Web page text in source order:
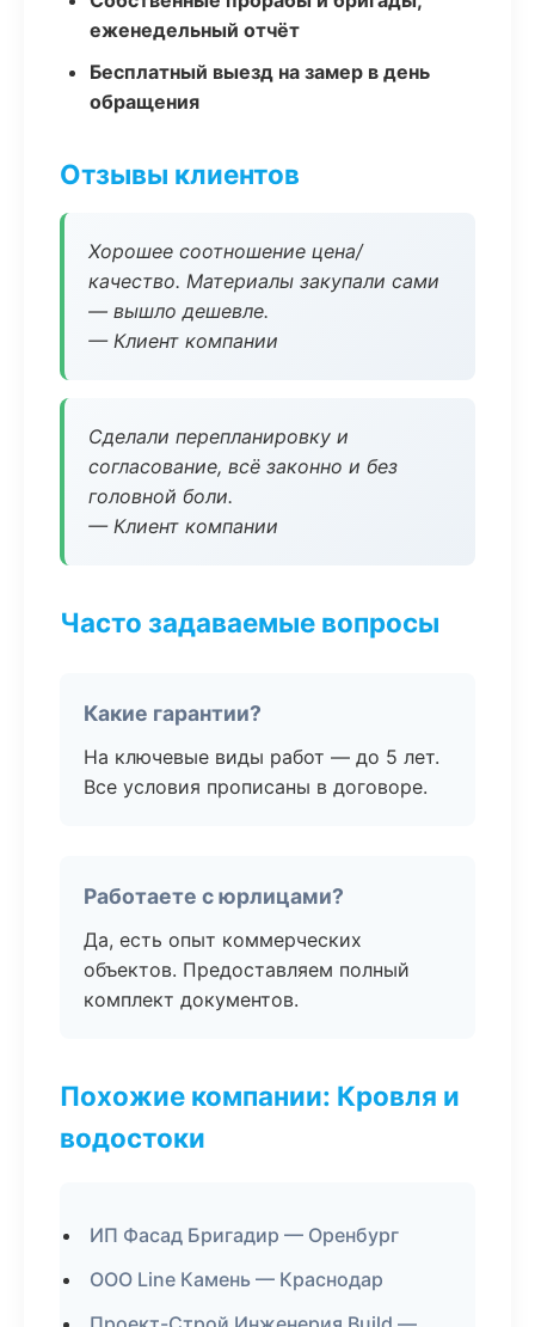
еженедельный отчёт
Бесплатный выезд на замер в день
обращения
Отзывы клиентов
Хорошее соотношение цена/
качество. Материалы закупали сами
— вышло дешевле.
— Клиент компании
Сделали перепланировку и
согласование, всё законно и без
головной боли.
— Клиент компании
Часто задаваемые вопросы
Какие гарантии?
На ключевые виды работ — до 5 лет.
Все условия прописаны в договоре.
Работаете с юрлицами?
Да, есть опыт коммерческих
объектов. Предоставляем полный
комплект документов.
Похожие компании: Кровля и
водостоки
ИП Фасад Бригадир — Оренбург
ООО Line Камень — Краснодар